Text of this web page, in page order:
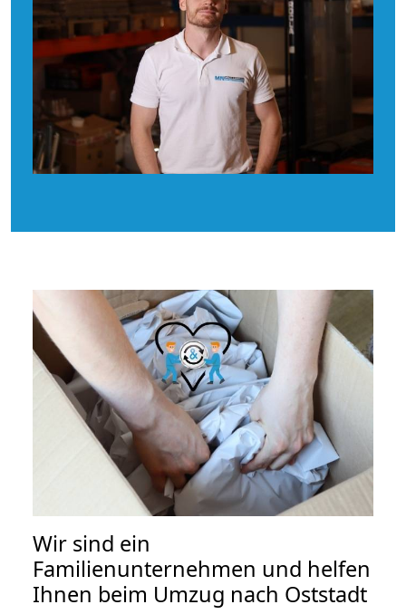
Wir sind ein
Familienunternehmen und helfen
Ihnen beim Umzug nach Oststadt